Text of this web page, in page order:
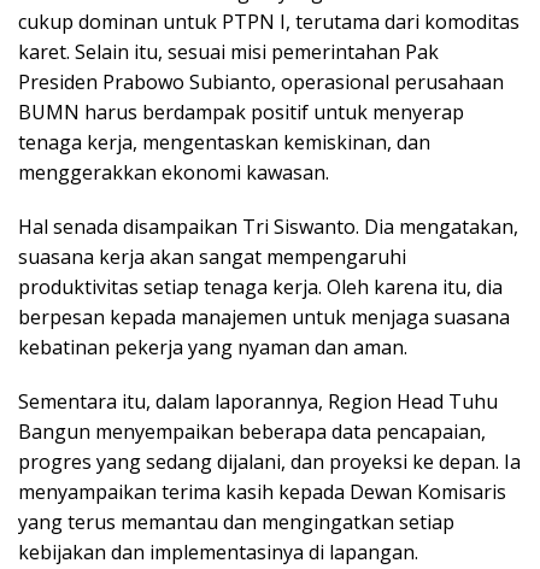
cukup dominan untuk PTPN I, terutama dari komoditas
karet. Selain itu, sesuai misi pemerintahan Pak
Presiden Prabowo Subianto, operasional perusahaan
BUMN harus berdampak positif untuk menyerap
tenaga kerja, mengentaskan kemiskinan, dan
menggerakkan ekonomi kawasan.
Hal senada disampaikan Tri Siswanto. Dia mengatakan,
suasana kerja akan sangat mempengaruhi
produktivitas setiap tenaga kerja. Oleh karena itu, dia
berpesan kepada manajemen untuk menjaga suasana
kebatinan pekerja yang nyaman dan aman.
Sementara itu, dalam laporannya, Region Head Tuhu
Bangun menyempaikan beberapa data pencapaian,
progres yang sedang dijalani, dan proyeksi ke depan. Ia
menyampaikan terima kasih kepada Dewan Komisaris
yang terus memantau dan mengingatkan setiap
kebijakan dan implementasinya di lapangan.